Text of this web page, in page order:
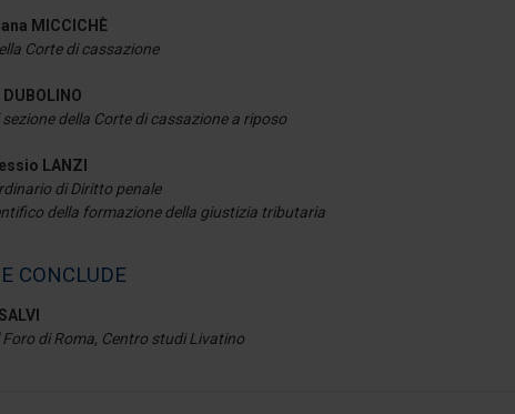
MICCICHÈ
Corte di cassazione
della Corte di cassazione a riposo
LANZI
di Diritto penale
della formazione della giustizia tributaria
CONCLUDE
di Roma, Centro studi Livatino